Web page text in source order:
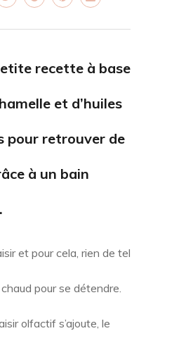
recette à base
et d’huiles
pour retrouver de
à un bain
et pour cela, rien de tel
chaud pour se détendre.
olfactif s’ajoute, le